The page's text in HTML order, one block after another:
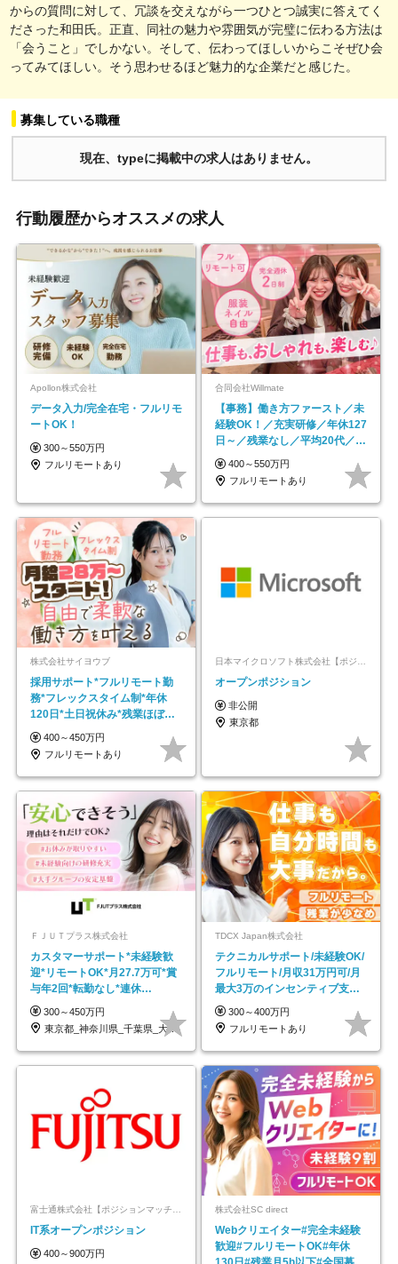
からの質問に対して、冗談を交えながら一つひとつ誠実に答えてく
ださった和田氏。正直、同社の魅力や雰囲気が完璧に伝わる方法は
「会うこと」でしかない。そして、伝わってほしいからこそぜひ会
ってみてほしい。そう思わせるほど魅力的な企業だと感じた。
募集している職種
現在、typeに掲載中の求人はありません。
行動履歴からオススメの求人
Apollon株式会社
データ入力/完全在宅・フルリモ
ートOK！
300～550万円
フルリモートあり
合同会社Willmate
【事務】働き方ファースト／未
経験OK！／充実研修／年休127
日～／残業なし／平均20代／リ
モートOK
400～550万円
フルリモートあり
株式会社サイヨウブ
採用サポート*フルリモート勤
務*フレックスタイム制*年休
120日*土日祝休み*残業ほぼな
し*育児中社員8割以上
400～450万円
フルリモートあり
日本マイクロソフト株式会社【ポジションマッチ登録】
オープンポジション
非公開
東京都
ＦＪＵＴプラス株式会社
カスタマーサポート*未経験歓
迎*リモートOK*月27.7万可*賞
与年2回*転勤なし*連休
OK/ZE010232
300～450万円
東京都_神奈川県_千葉県_大阪府_愛知県…
TDCX Japan株式会社
テクニカルサポート/未経験OK/
フルリモート/月収31万円可/月
最大3万のインセンティブ支給/
平均年齢33歳
300～400万円
フルリモートあり
富士通株式会社【ポジションマッチ登録】
IT系オープンポジション
400～900万円
株式会社SC direct
Webクリエイター#完全未経験
歓迎#フルリモートOK#年休